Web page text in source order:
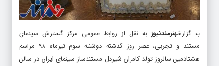
به گزارشهنرمندنیوزبه نقل از روابط عمومی مرکز گسترش سینمای
مستند و تجربی، عصر روز گذشته دوشنبه سوم تیرماه ۹۸ مراسم
هشتادمین سالروز تولد کامران شیردل مستندساز سینمای ایران در سالن